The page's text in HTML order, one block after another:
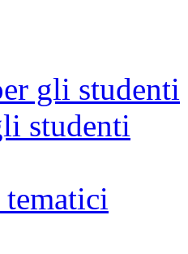
gli studenti
studenti